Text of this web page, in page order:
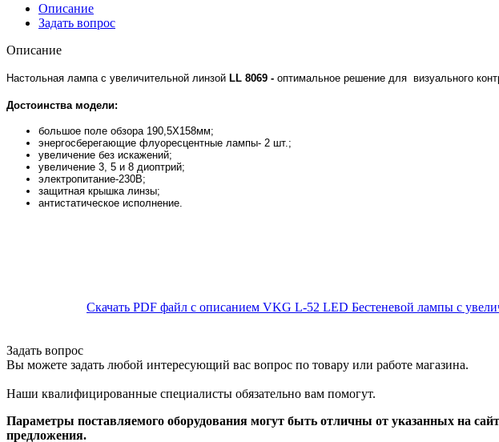
Описание
Задать вопрос
Описание
Настольная лампа с увеличительной линзой LL 8069 - оптимальное решение для визуального
Достоинства модели:
большое поле обзора 190,5Х158мм;
энергосберегающие флуоресцентные лампы- 2 шт.;
увеличение без искажений;
увеличение 3, 5 и 8 диоптрий;
электропитание-230В;
защитная крышка линзы;
антистатическое исполнение.
Скачать PDF файл с описанием VKG L-52 LED Бестеневой лампы с
Задать вопрос
Вы можете задать любой интересующий вас вопрос по товару или работе магазина.
Наши квалифицированные специалисты обязательно вам помогут.
Параметры поставляемого оборудования могут быть отличны от указанных на
предложения.